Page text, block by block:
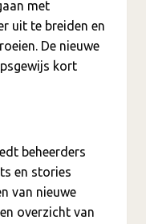
met
uit te breiden en
De nieuwe
kort
beheerders
en stories
van nieuwe
overzicht van